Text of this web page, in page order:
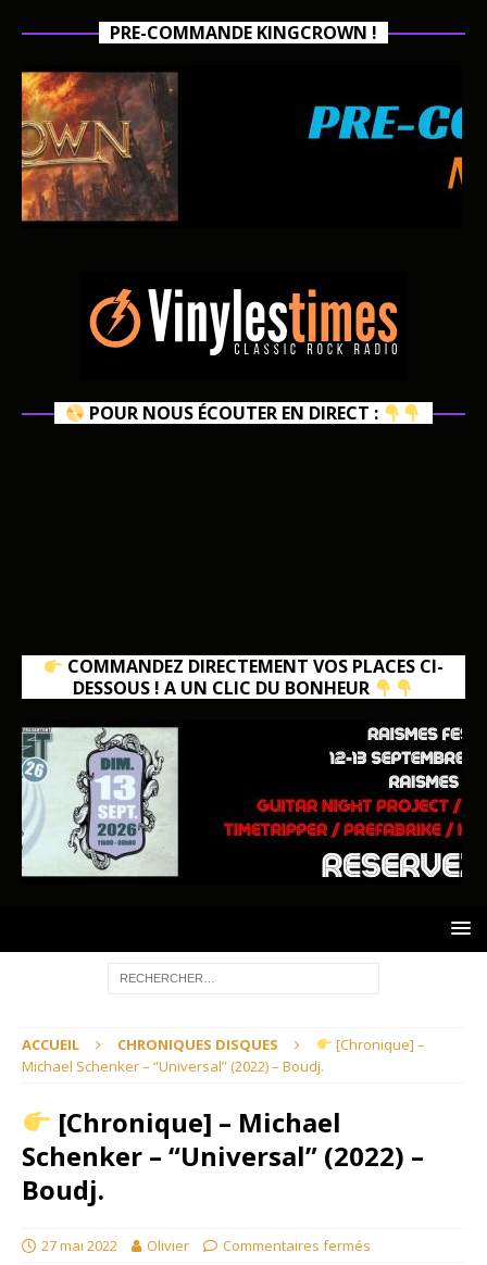
PRE-COMMANDE KINGCROWN !
POUR NOUS ÉCOUTER EN DIRECT :
COMMANDEZ DIRECTEMENT VOS PLACES CI-
DESSOUS ! A UN CLIC DU BONHEUR
ACCUEIL CHRONIQUES DISQUES
[Chronique] –
Michael Schenker – “Universal” (2022) – Boudj.
[Chronique] – Michael
Schenker – “Universal” (2022) –
Boudj.
27 mai 2022 Olivier Commentaires fermés